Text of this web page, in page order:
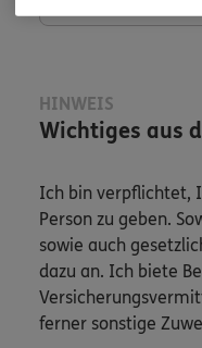
HINWEIS
Wichtiges aus
Ich bin verpflichtet,
Person zu geben.
sowie auch
dazu an. Ich biete
ferner sonstige